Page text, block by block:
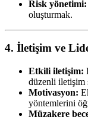
Risk yönetimi:
oluşturmak.
4. İletişim ve
Etkili iletişim:
düzenli iletişim
Motivasyon:
yöntemlerini
Müzakere